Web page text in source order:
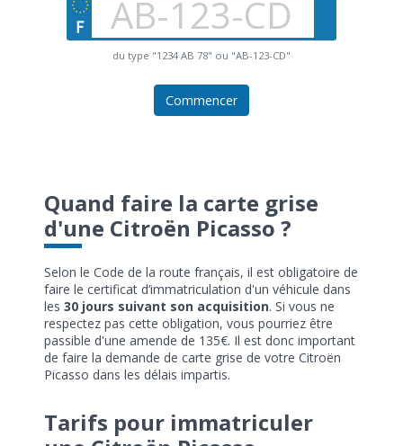
du type "1234 AB 78" ou "AB-123-CD"
Commencer
Quand faire la carte grise
d'une Citroën Picasso ?
Selon le Code de la route français, il est obligatoire de
faire le certificat d’immatriculation d'un véhicule dans
les 30 jours suivant son acquisition. Si vous ne
respectez pas cette obligation, vous pourriez être
passible d'une amende de 135€. Il est donc important
de faire la demande de carte grise de votre Citroën
Picasso dans les délais impartis.
Tarifs pour immatriculer